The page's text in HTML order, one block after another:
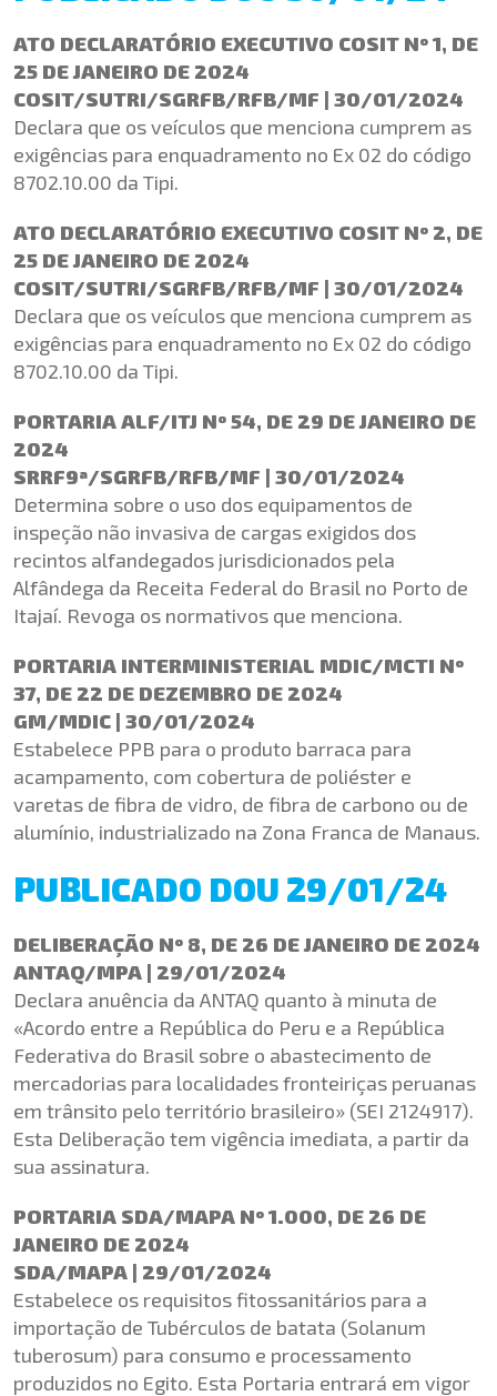
ATO DECLARATÓRIO EXECUTIVO COSIT Nº 1, DE
25 DE JANEIRO DE 2024
COSIT/SUTRI/SGRFB/RFB/MF | 30/01/2024
Declara que os veículos que menciona cumprem as
exigências para enquadramento no Ex 02 do código
8702.10.00 da Tipi.
ATO DECLARATÓRIO EXECUTIVO COSIT Nº 2, DE
25 DE JANEIRO DE 2024
COSIT/SUTRI/SGRFB/RFB/MF | 30/01/2024
Declara que os veículos que menciona cumprem as
exigências para enquadramento no Ex 02 do código
8702.10.00 da Tipi.
PORTARIA ALF/ITJ Nº 54, DE 29 DE JANEIRO DE
2024
SRRF9ª/SGRFB/RFB/MF | 30/01/2024
Determina sobre o uso dos equipamentos de
inspeção não invasiva de cargas exigidos dos
recintos alfandegados jurisdicionados pela
Alfândega da Receita Federal do Brasil no Porto de
Itajaí. Revoga os normativos que menciona.
PORTARIA INTERMINISTERIAL MDIC/MCTI Nº
37, DE 22 DE DEZEMBRO DE 2024
GM/MDIC | 30/01/2024
Estabelece PPB para o produto barraca para
acampamento, com cobertura de poliéster e
varetas de fibra de vidro, de fibra de carbono ou de
alumínio, industrializado na Zona Franca de Manaus.
PUBLICADO DOU 29/01/24
DELIBERAÇÃO Nº 8, DE 26 DE JANEIRO DE 2024
ANTAQ/MPA | 29/01/2024
Declara anuência da ANTAQ quanto à minuta de
«Acordo entre a República do Peru e a República
Federativa do Brasil sobre o abastecimento de
mercadorias para localidades fronteiriças peruanas
em trânsito pelo território brasileiro» (SEI 2124917).
Esta Deliberação tem vigência imediata, a partir da
sua assinatura.
PORTARIA SDA/MAPA Nº 1.000, DE 26 DE
JANEIRO DE 2024
SDA/MAPA | 29/01/2024
Estabelece os requisitos fitossanitários para a
importação de Tubérculos de batata (Solanum
tuberosum) para consumo e processamento
produzidos no Egito. Esta Portaria entrará em vigor